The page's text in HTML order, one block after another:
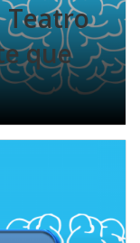
Teatro
que